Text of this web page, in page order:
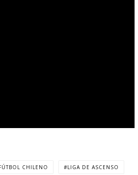
CHILENO LIGA DE ASCENSO